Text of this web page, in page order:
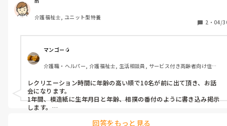
介護福祉士, ユニット型特養
2 ・ 04/
マンゴー🥭
介護職・ヘルパー, 介護福祉士, 生活相談員, サービス付き高齢者向け住宅,
バー, 初任者研修, 実務者研修
レクリエーション時間に年齢の高い順で10名が前に出て頂き、お話
会になります。
1年間、模造紙に生年月日と年齢、相撲の番付のように書き込み掲示
します。
番付を見てスタッフとの会話になり、楽しいですよ。
回答をもっと見る